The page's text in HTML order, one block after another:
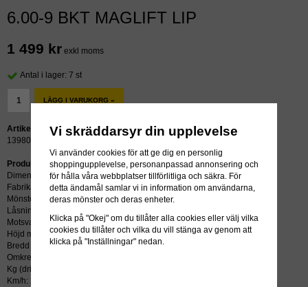
6.00-9 BKT MAGLIFT LIP
1 499 kr exkl moms
Antal i lager: 7 st
LÄGG I VARUKORG »
Artikelnummer:
13980
Produktbeskrivning:
Dimension: 6.00-9
Fabrikat: BKT
Mönster: MAGLIFT LIP
Låsning: LIP / SIT
Motsvarar:
Höjd mm: 529
Bredd mm: 173
Omkrets mm: 1587
Kg (driv/styr): 1885/1450
Km/h: 25
Vi skräddarsyr din upplevelse
Vi använder cookies för att ge dig en personlig
shoppingupplevelse, personanpassad annonsering och
för hålla våra webbplatser tillförlitliga och säkra. För
detta ändamål samlar vi in information om användarna,
deras mönster och deras enheter.
Klicka på "Okej" om du tillåter alla cookies eller välj vilka
cookies du tillåter och vilka du vill stänga av genom att
klicka på "Inställningar" nedan.